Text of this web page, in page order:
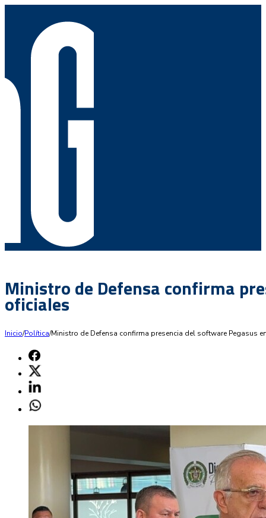
Ministro de Defensa confirma
oficiales
Inicio/Política/Ministro de Defensa confirma presencia del software Pegasus